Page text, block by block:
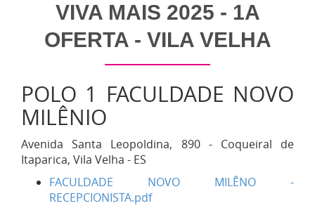
VIVA MAIS 2025 - 1A
OFERTA - VILA VELHA
POLO 1 FACULDADE NOVO
MILÊNIO
Avenida Santa Leopoldina, 890 - Coqueiral de
Itaparica, Vila Velha - ES
FACULDADE NOVO MILÊNO -
RECEPCIONISTA.pdf